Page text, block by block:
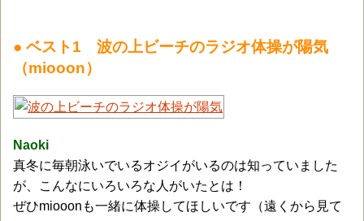
● ベスト1 波の上ビーチのラジオ体操が陽気
（miooon）
Naoki
真冬に毎朝泳いでいるオジイがいるのは知っていました
が、こんなにいろいろな人がいたとは！
ぜひmiooonも一緒に体操してほしいです（遠くから見て